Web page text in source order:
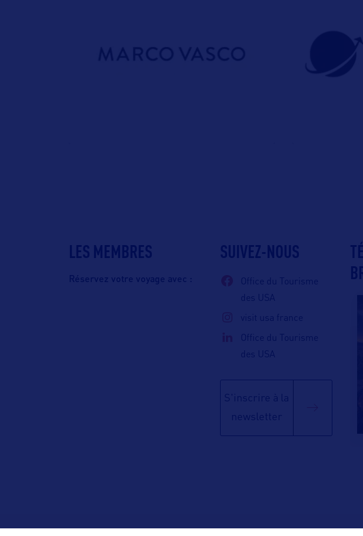
LES MEMBRES
Réservez votre voyage avec :
SUIVEZ-NOUS
Office du Tourisme
des USA
visit usa france
Office du Tourisme
des USA
S'inscrire à la
newsletter